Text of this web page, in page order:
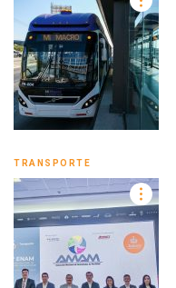
TRANSPORTE